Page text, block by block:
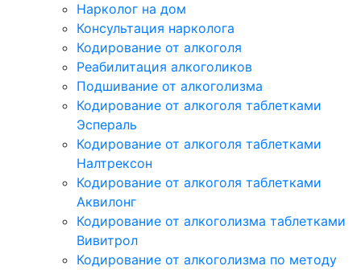
Нарколог на дом
Консультация нарколога
Кодирование от алкоголя
Реабилитация алкоголиков
Подшивание от алкоголизма
Кодирование от алкоголя таблетками
Эспераль
Кодирование от алкоголя таблетками
Налтрексон
Кодирование от алкоголя таблетками
Аквилонг
Кодирование от алкоголизма таблетками
Вивитрол
Кодирование от алкоголизма по методу